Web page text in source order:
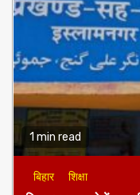
1 min read
बिहार शिक्षा